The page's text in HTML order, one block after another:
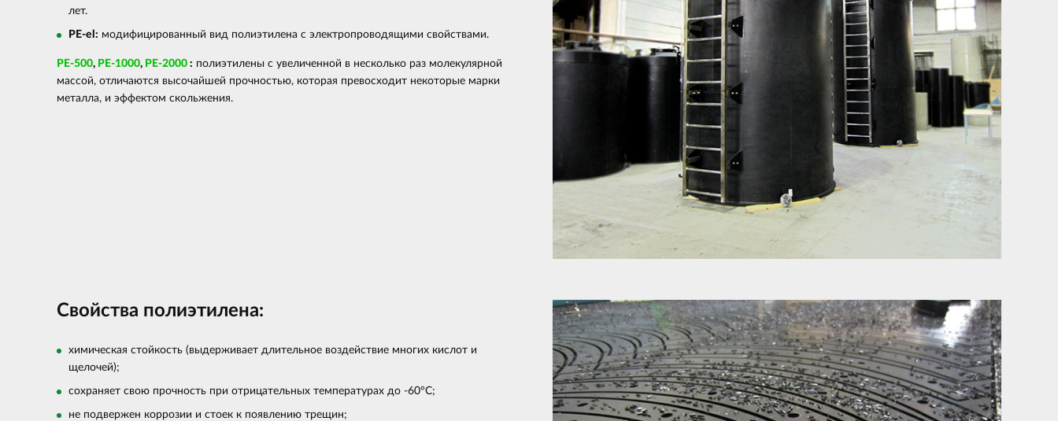
лет.
PE-el: модифицированный вид полиэтилена с электропроводящими свойствами.
PE-500, PE-1000, PE-2000 : полиэтилены с увеличенной в несколько раз молекулярной
массой, отличаются высочайшей прочностью, которая превосходит некоторые марки
металла, и эффектом скольжения.
Свойства полиэтилена:
химическая стойкость (выдерживает длительное воздействие многих кислот и
щелочей);
сохраняет свою прочность при отрицательных температурах до -60°С;
не подвержен коррозии и стоек к появлению трещин;